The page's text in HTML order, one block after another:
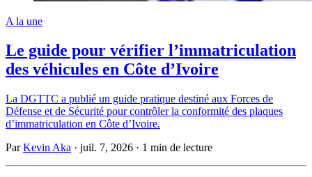
A la une
Le guide pour vérifier l’immatriculation
des véhicules en Côte d’Ivoire
La DGTTC a publié un guide pratique destiné aux Forces de
Défense et de Sécurité pour contrôler la conformité des plaques
d’immatriculation en Côte d’Ivoire.
ParKevin Aka · juil. 7, 2026 · 1 min de lecture